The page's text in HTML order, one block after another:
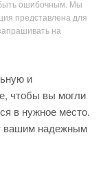
быть ошибочным. Мы
представлена для
на
и
чтобы вы могли
в нужное место.
вашим надежным